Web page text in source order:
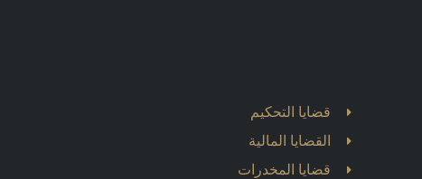
قضايا التحكيم
القضايا المالية
قضايا المخدرات